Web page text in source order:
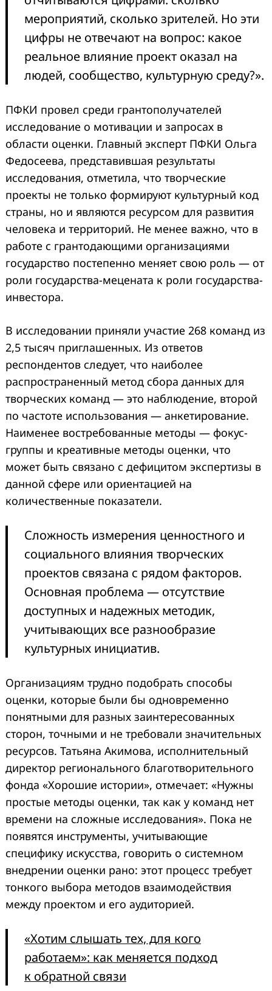
мероприятий, сколько зрителей. Но эти
цифры не отвечают на вопрос: какое
реальное влияние проект оказал на
людей, сообщество, культурную среду?».
ПФКИ провел среди грантополучателей
исследование о мотивации и запросах в
области оценки. Главный эксперт ПФКИ Ольга
Федосеева, представившая результаты
исследования, отметила, что творческие
проекты не только формируют культурный код
страны, но и являются ресурсом для развития
человека и территорий. Не менее важно, что в
работе с грантодающими организациями
государство постепенно меняет свою роль — от
роли государства-мецената к роли государства-
инвестора.
В исследовании приняли участие 268 команд из
2,5 тысяч приглашенных. Из ответов
респондентов следует, что наиболее
распространенный метод сбора данных для
творческих команд — это наблюдение, второй
по частоте использования — анкетирование.
Наименее востребованные методы — фокус-
группы и креативные методы оценки, что
может быть связано с дефицитом экспертизы в
данной сфере или ориентацией на
количественные показатели.
Сложность измерения ценностного и
социального влияния творческих
проектов связана с рядом факторов.
Основная проблема — отсутствие
доступных и надежных методик,
учитывающих все разнообразие
культурных инициатив.
Организациям трудно подобрать способы
оценки, которые были бы одновременно
понятными для разных заинтересованных
сторон, точными и не требовали значительных
ресурсов. Татьяна Акимова, исполнительный
директор регионального благотворительного
фонда «Хорошие истории», отмечает: «Нужны
простые методы оценки, так как у команд нет
времени на сложные исследования». Пока не
появятся инструменты, учитывающие
специфику искусства, говорить о системном
внедрении оценки рано: этот процесс требует
тонкого выбора методов взаимодействия
между проектом и его аудиторией.
«Хотим слышать тех, для кого
работаем»: как меняется подход
к обратной связи